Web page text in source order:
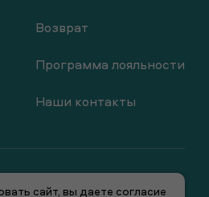
Возврат
Программа лояльности
Наши контакты
сайт, вы даете согласие